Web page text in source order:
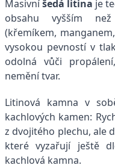
Masivníšedá litina je
obsahu vyšším
(křemíkem,
vysokou pevností v
odolná vůči
nemění tvar.
Litinová kamna v
kachlových kamen:
z dvojitého plechu, ale
které vyzařují ještě
kachlová kamna.